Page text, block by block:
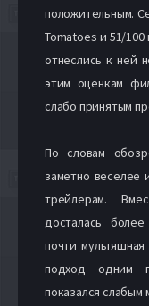
положительным.
Tomatoes и 51/100
отнеслись к ней
этим оценкам
слабо принятым
По словам
заметно веселее
трейлерам.
досталась
почти
подход одним
показался слабым